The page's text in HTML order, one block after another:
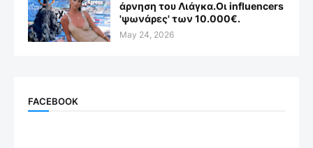
άρνηση του Λιάγκα.Οι influencers
'ψωνάρες' των 10.000€.
May 24, 2026
FACEBOOK